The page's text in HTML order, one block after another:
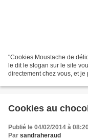
"Cookies Moustache de
le dit le slogan sur le site
directement chez vous, et
Cookies au
Publié le 04/02/2014 à
Par sandraheraud